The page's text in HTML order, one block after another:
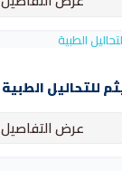
عرض التفاصيل